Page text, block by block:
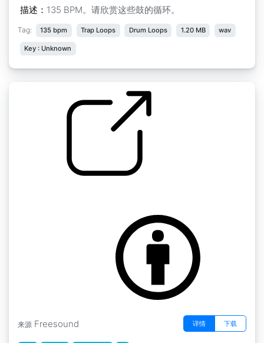
描述： 135 BPM。请欣赏这些鼓的循环。
Tag: 135 bpm Trap Loops Drum Loops 1.20 MB wav
Key : Unknown
来源 Freesound 详情 下载